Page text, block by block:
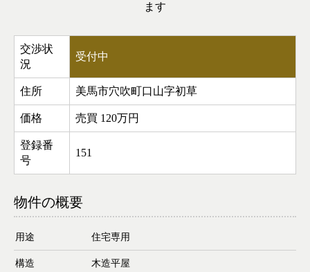
ます
交渉状
況
受付中
住所 美馬市穴吹町口山字初草
価格 売買 120万円
登録番
号
151
物件の概要
用途 住宅専用
構造 木造平屋